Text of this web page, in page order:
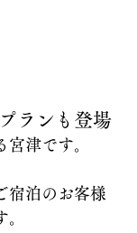
ランも登場
津です。
宿泊のお客様